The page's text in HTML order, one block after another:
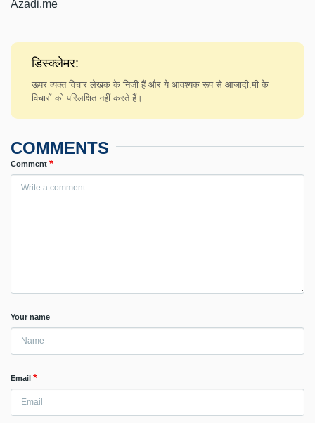
Azadi.me
डिस्क्लेमर:
ऊपर व्यक्त विचार लेखक के निजी हैं और ये आवश्यक रूप से आजादी.मी के
विचारों को परिलक्षित नहीं करते हैं।
COMMENTS
Comment
Your name
Email